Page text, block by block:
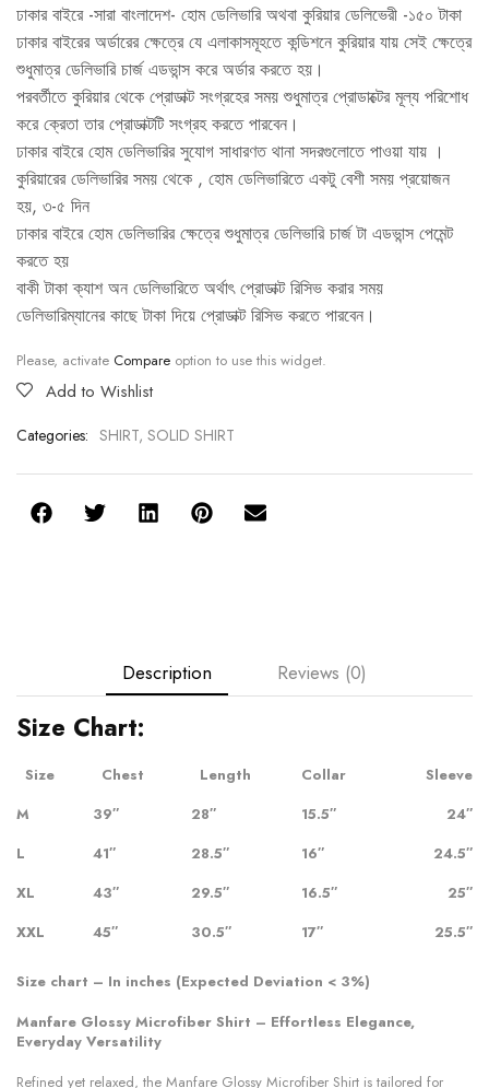
ঢাকার বাইরে -সারা বাংলাদেশ- হোম ডেলিভারি অথবা কুরিয়ার ডেলিভেরী -১৫০ টাকা
ঢাকার বাইরের অর্ডারের ক্ষেত্রে যে এলাকাসমূহতে কন্ডিশনে কুরিয়ার যায় সেই ক্ষেত্রে
শুধুমাত্র ডেলিভারি চার্জ এডভান্স করে অর্ডার করতে হয়।
পরবর্তীতে কুরিয়ার থেকে প্রোডাক্ট সংগ্রহের সময় শুধুমাত্র প্রোডাক্টের মূল্য পরিশোধ
করে ক্রেতা তার প্রোডাক্টটি সংগ্রহ করতে পারবেন।
ঢাকার বাইরে হোম ডেলিভারির সুযোগ সাধারণত থানা সদরগুলোতে পাওয়া যায় ।
কুরিয়ারের ডেলিভারির সময় থেকে , হোম ডেলিভারিতে একটু বেশী সময় প্রয়োজন
হয়, ৩-৫ দিন
ঢাকার বাইরে হোম ডেলিভারির ক্ষেত্রে শুধুমাত্র ডেলিভারি চার্জ টা এডভান্স পেমেন্ট
করতে হয়
বাকী টাকা ক্যাশ অন ডেলিভারিতে অর্থাৎ প্রোডাক্ট রিসিভ করার সময়
ডেলিভারিম্যানের কাছে টাকা দিয়ে প্রোডাক্ট রিসিভ করতে পারবেন।
Please, activate Compare option to use this widget.
Add to Wishlist
Categories: SHIRT, SOLID SHIRT
Description Reviews (0)
Size Chart:
Size Chest Length Collar
Sleeve
M
39″ 28″ 15.5″
24″
L
41″ 28.5″ 16″
24.5″
XL
43″ 29.5″ 16.5″
25″
XXL
45″ 30.5″ 17″ 25.5″
Size chart – In inches (Expected Deviation < 3%)
Manfare Glossy Microfiber Shirt – Effortless Elegance,
Everyday Versatility
Refined yet relaxed, the Manfare Glossy Microfiber Shirt is tailored for